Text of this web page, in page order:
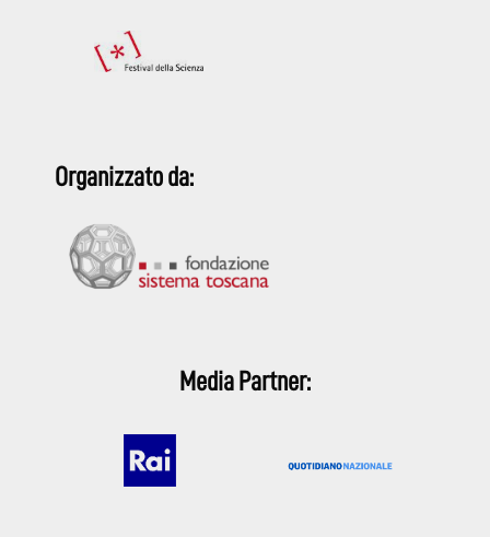
Organizzato da:
Media Partner: